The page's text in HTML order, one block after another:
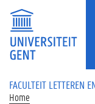
Overslaan en naar de
FACULTEIT LETTEREN
Home